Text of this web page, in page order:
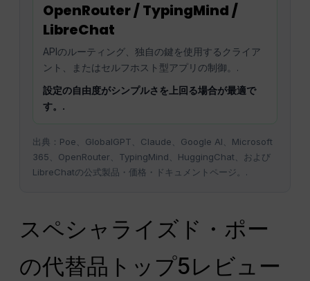
OpenRouter / TypingMind /
LibreChat
APIのルーティング、独自の鍵を使用するクライア
ント、またはセルフホスト型アプリの制御。.
設定の自由度がシンプルさを上回る場合が最適で
す。.
出典：Poe、GlobalGPT、Claude、Google AI、Microsoft
365、OpenRouter、TypingMind、HuggingChat、および
LibreChatの公式製品・価格・ドキュメントページ。.
スペシャライズド・ポー
の代替品トップ5レビュー